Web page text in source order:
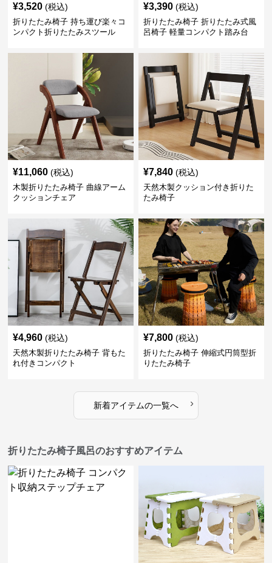
¥3,520 (税込)
折りたたみ椅子 持ち運び楽々コ
ンパクト折りたたみスツール
¥3,390 (税込)
折りたたみ椅子 折りたたみ式風
呂椅子 軽量コンパクト踏み台
¥11,060 (税込)
木製折りたたみ椅子 曲線アーム
クッションチェア
¥7,840 (税込)
天然木製クッション付き折りた
たみ椅子
¥4,960 (税込)
天然木製折りたたみ椅子 背もた
れ付きコンパクト
¥7,800 (税込)
折りたたみ椅子 伸縮式円筒型折
りたたみ椅子
新着アイテムの一覧へ ›
折りたたみ椅子風呂のおすすめアイテム